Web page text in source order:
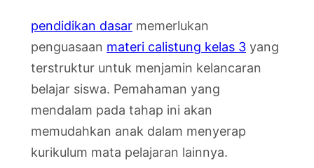
pendidikan dasar memerlukan
penguasaan materi calistung kelas 3 yang
terstruktur untuk menjamin kelancaran
belajar siswa. Pemahaman yang
mendalam pada tahap ini akan
memudahkan anak dalam menyerap
kurikulum mata pelajaran lainnya.